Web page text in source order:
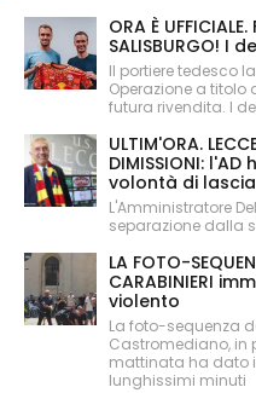
ORA È
SALISBURGO! I
Il portiere tedesco
Operazione a titolo
futura rivendita. I
ULTIM'ORA.
DIMISSIONI:
volontà di
L'Amministratore
separazione dalla
LA FOTO-
CARABINIERI
violento
La foto-sequenza
Castromediano, in
mattinata ha dato
lunghissimi minuti